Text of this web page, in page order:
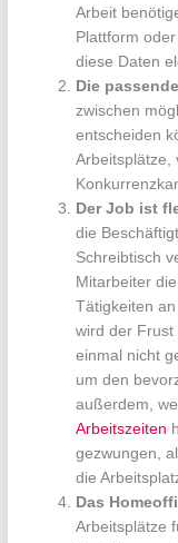
Arbeit
Plattform
diese Daten
Die
zwischen
entscheiden
Arbeitsplätze,
Der Job ist
die
Schreibtisch
Mitarbeiter
Tätigkeiten
wird der
einmal nicht
um den
außerdem,
Arbeitszeiten
gezwungen,
die
Das
Arbeitsplätze